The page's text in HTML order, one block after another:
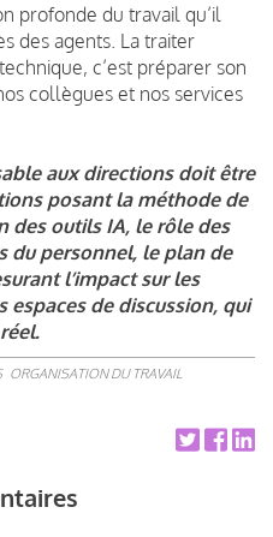
profonde du travail qu’il
des agents. La traiter
c’est préparer son
collègues et nos services
aux directions doit être
posant la méthode de
des outils IA, le rôle des
du personnel, le plan de
l’impact sur les
de discussion, qui
ORGANISATION DU TRAVAIL